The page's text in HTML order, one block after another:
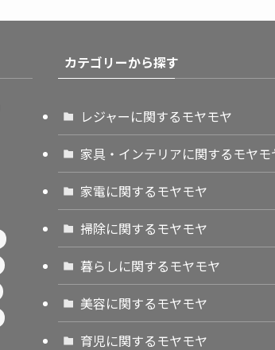
カテゴリーから探す
レジャーに関するモヤモヤ
家具・インテリアに関するモヤモ
家電に関するモヤモヤ
掃除に関するモヤモヤ
暮らしに関するモヤモヤ
美容に関するモヤモヤ
育児に関するモヤモヤ